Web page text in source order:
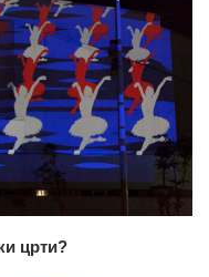
црти?